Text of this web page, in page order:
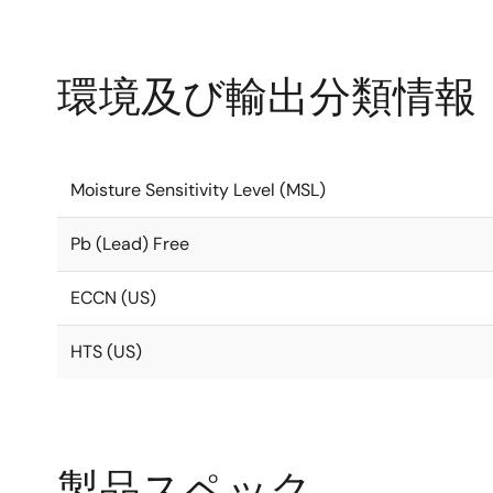
環境及び輸出分類情報
Moisture Sensitivity Level (MSL)
Pb (Lead) Free
ECCN (US)
HTS (US)